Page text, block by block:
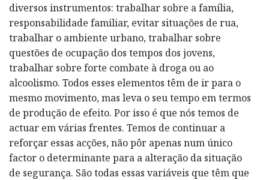
diversos instrumentos: trabalhar sobre a família,
responsabilidade familiar, evitar situações de rua,
trabalhar o ambiente urbano, trabalhar sobre
questões de ocupação dos tempos dos jovens,
trabalhar sobre forte combate à droga ou ao
alcoolismo. Todos esses elementos têm de ir para o
mesmo movimento, mas leva o seu tempo em termos
de produção de efeito. Por isso é que nós temos de
actuar em várias frentes. Temos de continuar a
reforçar essas acções, não pôr apenas num único
factor o determinante para a alteração da situação
de segurança. São todas essas variáveis que têm que